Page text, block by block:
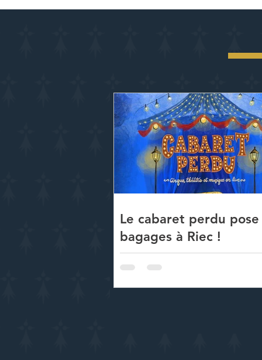
Le cabaret perdu pose
bagages à Riec !